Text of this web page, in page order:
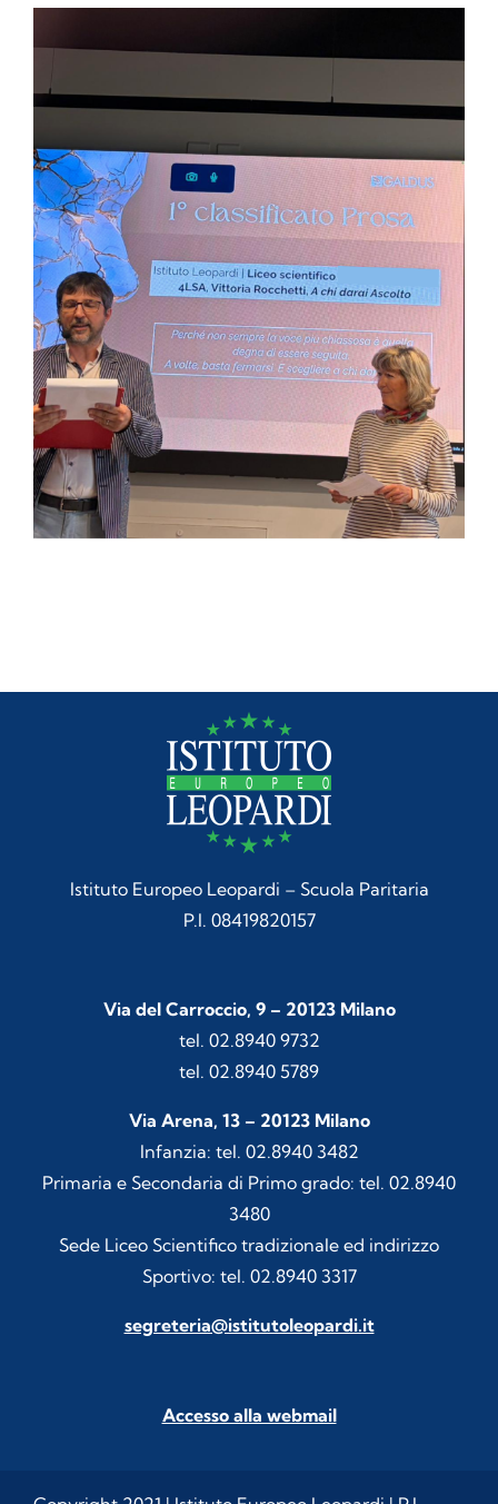
Istituto Europeo Leopardi – Scuola Paritaria
P.I. 08419820157
Via del Carroccio, 9 – 20123 Milano
tel. 02.8940 9732
tel. 02.8940 5789
Via Arena, 13 – 20123 Milano
Infanzia: tel. 02.8940 3482
Primaria e Secondaria di Primo grado: tel. 02.8940
3480
Sede Liceo Scientifico tradizionale ed indirizzo
Sportivo: tel. 02.8940 3317
segreteria@istitutoleopardi.it
Accesso alla webmail